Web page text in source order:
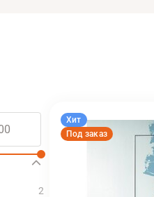
Хит
Под заказ